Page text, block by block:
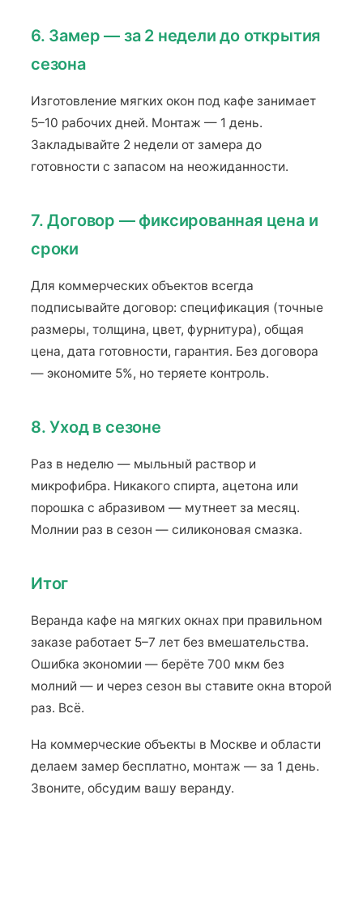
6. Замер — за 2 недели до открытия
сезона
Изготовление мягких окон под кафе занимает
5–10 рабочих дней. Монтаж — 1 день.
Закладывайте 2 недели от замера до
готовности с запасом на неожиданности.
7. Договор — фиксированная цена и
сроки
Для коммерческих объектов всегда
подписывайте договор: спецификация (точные
размеры, толщина, цвет, фурнитура), общая
цена, дата готовности, гарантия. Без договора
— экономите 5%, но теряете контроль.
8. Уход в сезоне
Раз в неделю — мыльный раствор и
микрофибра. Никакого спирта, ацетона или
порошка с абразивом — мутнеет за месяц.
Молнии раз в сезон — силиконовая смазка.
Итог
Веранда кафе на мягких окнах при правильном
заказе работает 5–7 лет без вмешательства.
Ошибка экономии — берёте 700 мкм без
молний — и через сезон вы ставите окна второй
раз. Всё.
На коммерческие объекты в Москве и области
делаем замер бесплатно, монтаж — за 1 день.
Звоните, обсудим вашу веранду.